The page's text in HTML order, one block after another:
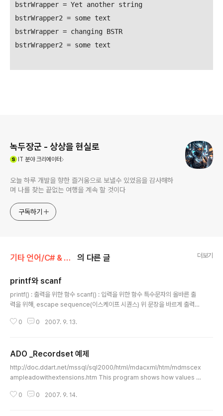
bstrWrapper = Yet another string
bstrWrapper2 = some text
bstrWrapper = changing BSTR
bstrWrapper2 = some text
녹두장군 - 상상을 현실로
IT 분야 크리에이터
오늘 하루 개발을 향한 즐거움으로 보낼수 있었음을 감사해하
며 나를 찾는 끝없는 여행을 계속 할 것이다
구독하기
기타 언어/C# & MFC 의 다른 글 더보기
printf와 scanf
printf() : 출력을 위한 함수 scanf() : 입력을 위한 함수 특수문자의 올바른 출
력을 위해, escape sequence(이스케이프 시퀀스) 위 문장을 바르게 출력하
kspace) \f 폼 피드(form feed) \n 개행 \r 캐리지 리턴(carriage return)
미를 가지고 있다. 서식화된 문자열을 출력하기 위한 기호들이다. %c 단일 문자
char (%s 문자열) %d 부호 있는 10진 정수 int %i ..
0 0 2007. 9. 13.
ADO _Recordset 예제
http://doc.ddart.net/mssql/sql2000/html/mdacxml/htm/mdmscex
ampleadowithextensions.htm This program shows how values a
example also takes advantage of "smart pointers," which automa
0 0 2007. 9. 14.